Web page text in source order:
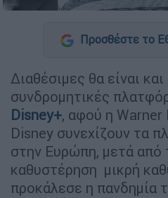
Προσθέστε το
Διαθέσιμες θα είναι
συνδρομητικές
Disney+, αφού η Warner
Disney συνεχίζουν τα
στην Ευρώπη, μετά από
καθυστέρηση μικρή
προκάλεσε η πανδημία